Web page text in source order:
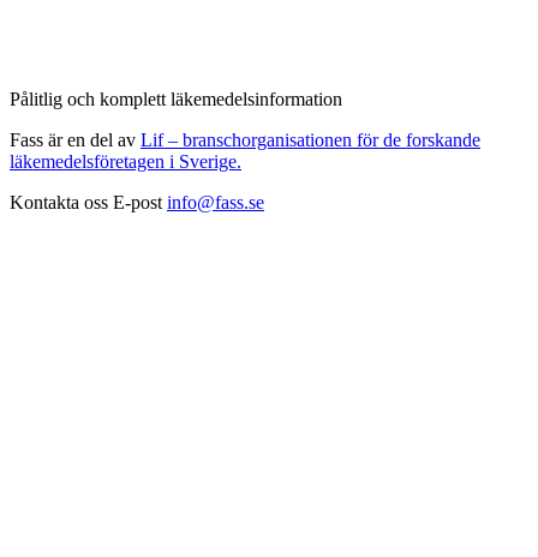
Pålitlig och komplett läkemedelsinformation
Fass är en del av Lif – branschorganisationen för de forskande
läkemedelsföretagen i Sverige.
Kontakta oss E-post info@fass.se